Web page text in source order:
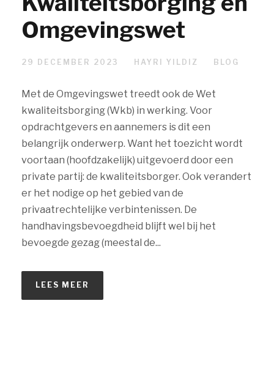
Omgevingswet
29 DECEMBER 2023 HAYRI YILDIZ BLOG
Met de Omgevingswet treedt ook de Wet
kwaliteitsborging (Wkb) in werking. Voor
opdrachtgevers en aannemers is dit een
belangrijk onderwerp. Want het toezicht wordt
voortaan (hoofdzakelijk) uitgevoerd door een
private partij: de kwaliteitsborger. Ook verandert
er het nodige op het gebied van de
privaatrechtelijke verbintenissen. De
handhavingsbevoegdheid blijft wel bij het
bevoegde gezag (meestal de...
LEES MEER